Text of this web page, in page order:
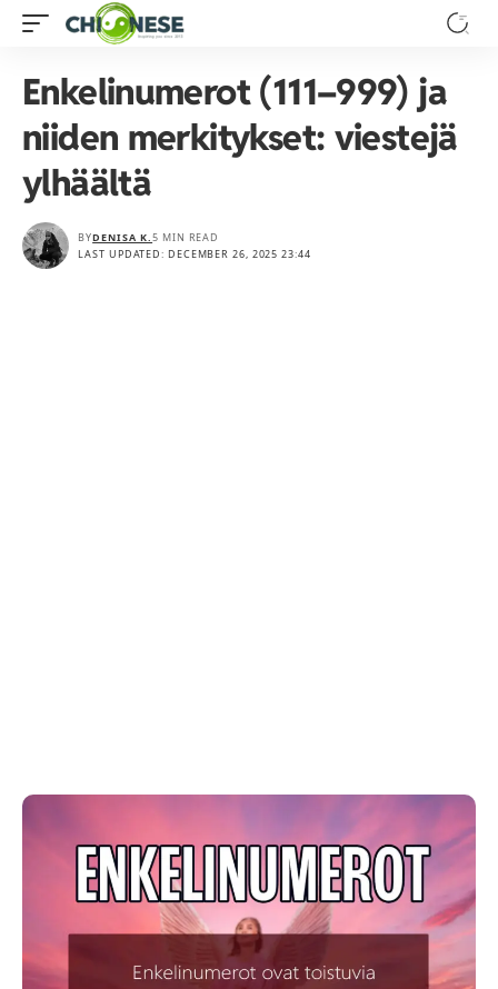
Enkelinumerot (111–999) ja
niiden merkitykset: viestejä
ylhäältä
LAST UPDATED: DECEMBER 26, 2025 23:44
BYDENISA K.5 MIN READ